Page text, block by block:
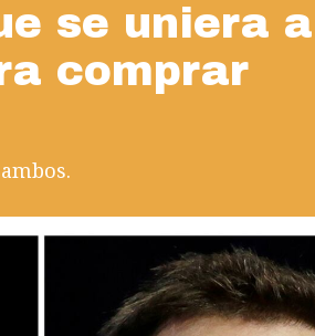
se uniera a
comprar